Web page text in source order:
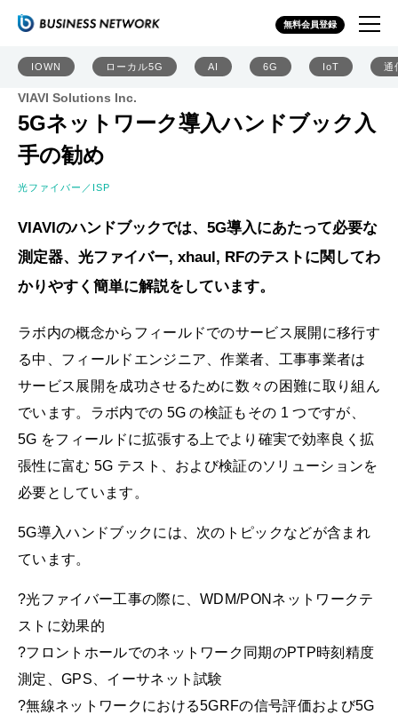
無料会員登録
IOWN ローカル5G AI 6G IoT 通
VIAVI Solutions Inc.
5Gネットワーク導入ハンドブック入
手の勧め
光ファイバー／ISP
VIAVIのハンドブックでは、5G導入にあたって必要な
測定器、光ファイバー, xhaul, RFのテストに関してわ
かりやすく簡単に解説をしています。
ラボ内の概念からフィールドでのサービス展開に移行す
る中、フィールドエンジニア、作業者、工事事業者は
サービス展開を成功させるために数々の困難に取り組ん
でいます。ラボ内での 5G の検証もその 1 つですが、
5G をフィールドに拡張する上でより確実で効率良く拡
張性に富む 5G テスト、および検証のソリューションを
必要としています。
5G導入ハンドブックには、次のトピックなどが含まれ
ています。
?光ファイバー工事の際に、WDM/PONネットワークテ
ストに効果的
?フロントホールでのネットワーク同期のPTP時刻精度
測定、GPS、イーサネット試験
?無線ネットワークにおける5GRFの信号評価および5G